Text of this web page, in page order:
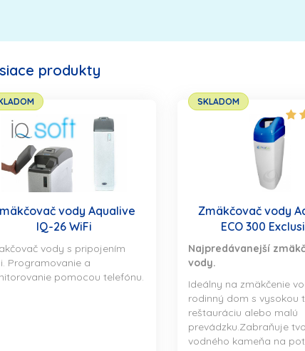
produkty
vody Aqualive
IQ-26 WiFi
vody s pripojením
Programovanie a
pomocou telefónu.
SKLADOM
Zmäkčovač vody
ECO 300
Najpredávanejší
vody.
Ideálny na zmäkčenie
rodinný dom s vysokou
reštauráciu alebo malú
prevádzku.Zabraňuje
vodného kameňa na